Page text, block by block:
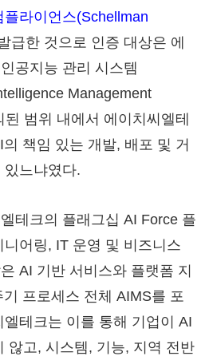
플라이언스(Schellman
급한 것으로 인증 대상은 에
공지능 관리 시스템
Management
범위 내에서 에이치씨엘테
책임 있는 개발, 배포 및 거
있느냐였다.
테크의 플래그십 AI Force 플
어링, IT 운영 및 비즈니스
AI 기반 서비스와 플랫폼 지
프로세스 전체 AIMS를 포
테크는 이를 통해 기업이 AI
않고, 시스템, 기능, 지역 전반